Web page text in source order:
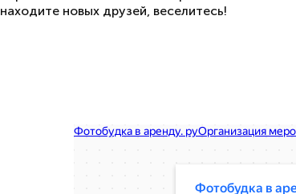
находите новых друзей, веселитесь!